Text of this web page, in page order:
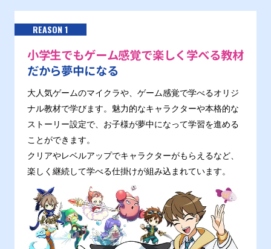
REASON 1
小学生でもゲーム感覚で楽しく学べる教材
だから夢中になる
大人気ゲームのマイクラや、ゲーム感覚で学べるオリジ
ナル教材で学びます。魅力的なキャラクターや本格的な
ストーリー設定で、お子様が夢中になって学習を進める
ことができます。
クリアやレベルアップでキャラクターがもらえるなど、
楽しく継続して学べる仕掛けが組み込まれています。